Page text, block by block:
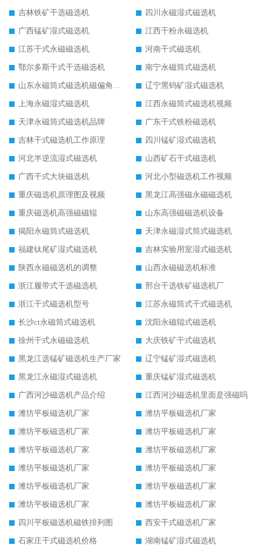
吉林铁矿干选磁选机
四川永磁湿式磁选机
广西锰矿湿式磁选机
江西干粉永磁选机
江苏干式永磁磁选机
河南干式磁选机
鄂尔多斯干式干选磁选机
南宁永磁筒式磁选机
山东永磁筒式磁选机磁偏角怎么调整
辽宁黑钨矿湿式磁选机
上海永磁湿式磁选机
江西永磁筒式磁选机视频
天津永磁筒式磁选机品牌
广东干式铁粉磁选机
吉林干式磁选机工作原理
四川锰矿湿式磁选机
河北半逆流湿式磁选机
山西矿石干式磁选机
广西干式大块磁选机
河北小型磁选机工作视频
重庆磁选机原理图及视频
黑龙江高强磁永磁磁选机
重庆磁选机高强磁磁辊
山东高强磁磁选机设备
揭阳永磁筒式磁选机
天津永磁湿式筒式磁选机
福建钛尾矿湿式磁选机
吉林实验用室湿式磁选机
陕西永磁磁选机的调整
山西永磁磁选机标准
浙江履带式干选磁选机
邢台干选铁矿磁选机厂
浙江干式磁选机型号
江苏永磁筒式干式磁选机
长沙ct永磁筒式磁选机
沈阳永磁辊式磁选机
徐州干式永磁磁选机
大庆铁矿干式磁选机
黑龙江选锰矿磁选机生产厂家
辽宁锰矿湿式磁选机
黑龙江永磁湿式磁选机
重庆锰矿湿式磁选机
广西河沙磁选机产品介绍
江西河沙磁选机里面是强磁吗
潍坊平板磁选机厂家
潍坊平板磁选机厂家
潍坊平板磁选机厂家
潍坊平板磁选机厂家
潍坊平板磁选机厂家
潍坊平板磁选机厂家
潍坊平板磁选机厂家
潍坊平板磁选机厂家
潍坊平板磁选机厂家
潍坊平板磁选机厂家
潍坊平板磁选机厂家
潍坊平板磁选机厂家
四川平板磁选机磁铁排列图
西安干式磁选机厂家
石家庄干式磁选机价格
湖南锰矿湿式磁选机